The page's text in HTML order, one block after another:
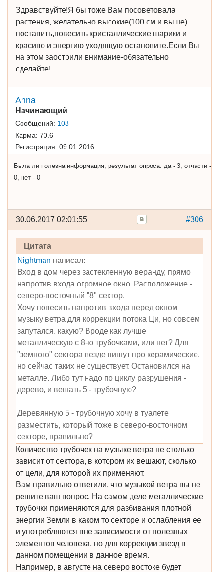
Здравствуйте!Я бы тоже Вам посоветовала
растения, желательно высокие(100 см и выше)
поставить,повесить кристаллические шарики и
красиво и энергию уходящую остановите.Если Вы
на этом заострили внимание-обязательно
сделайте!
Anna
Начинающий
Сообщений: 108
Карма: 70.6
Регистрация: 09.01.2016
Была ли полезна информация, результат опроса: да - 3, отчасти -
0, нет - 0
#306
30.06.2017 02:01:55
Цитата
Nightman написал:
Вход в дом через застекленную веранду, прямо
напротив входа огромное окно. Расположение -
северо-восточный "8" сектор.
Хочу повесить напротив входа перед окном
музыку ветра для коррекции потока Ци, но совсем
запутался, какую? Вроде как лучше
металлическую с 8-ю трубочками, или нет? Для
"земного" сектора везде пишут про керамические.
но сейчас таких не существует. Остановился на
металле. Либо тут надо по циклу разрушения -
дерево, и вешать 5 - трубочную?
Деревянную 5 - трубочную хочу в туалете
разместить, который тоже в северо-восточном
секторе, правильно?
Количество трубочек на музыке ветра не столько
зависит от сектора, в котором их вешают, сколько
от цели, для которой их применяют.
Вам правильно ответили, что музыкой ветра вы не
решите ваш вопрос. На самом деле металлические
трубочки применяются для разбивания плотной
энергии Земли в каком то секторе и ослабления ее
и употребляются вне зависимости от полезных
элементов человека, но для коррекции звезд в
данном помещении в данное время.
Например, в августе на северо востоке будет